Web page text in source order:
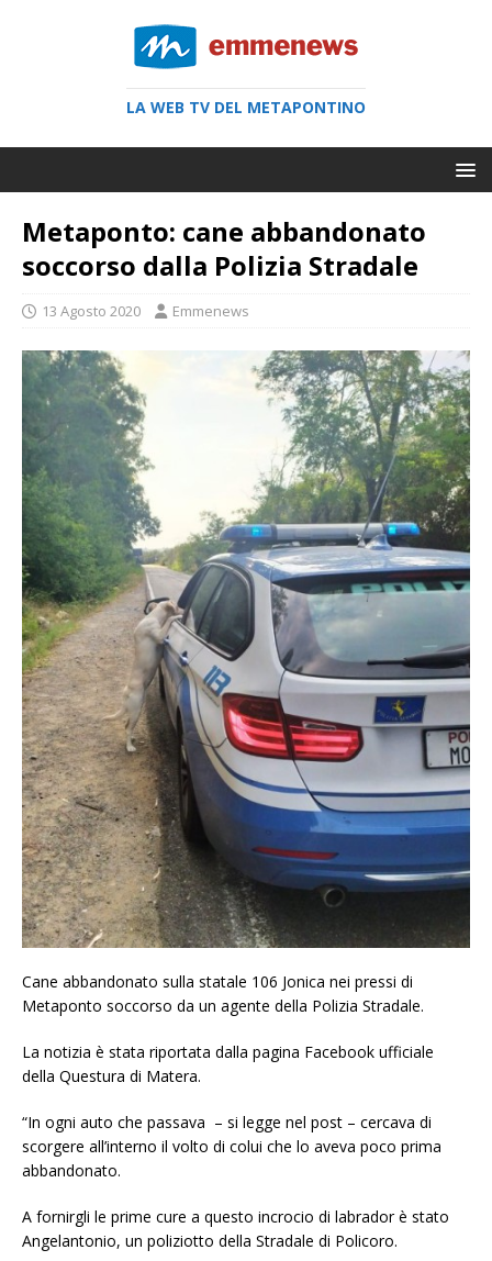
LA WEB TV DEL METAPONTINO
Metaponto: cane abbandonato
soccorso dalla Polizia Stradale
13 Agosto 2020 Emmenews
Cane abbandonato sulla statale 106 Jonica nei pressi di
Metaponto soccorso da un agente della Polizia Stradale.
La notizia è stata riportata dalla pagina Facebook ufficiale
della Questura di Matera.
“In ogni auto che passava – si legge nel post – cercava di
scorgere all’interno il volto di colui che lo aveva poco prima
abbandonato.
A fornirgli le prime cure a questo incrocio di labrador è stato
Angelantonio, un poliziotto della Stradale di Policoro.